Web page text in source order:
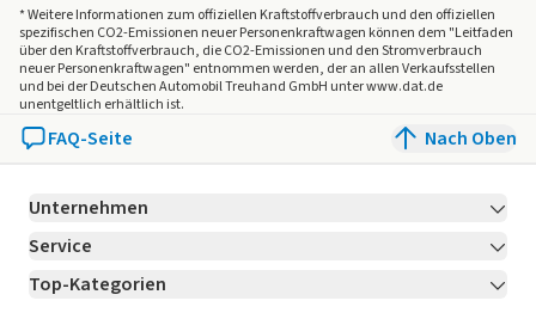
* Weitere Informationen zum offiziellen Kraftstoffverbrauch und den offiziellen
spezifischen CO2-Emissionen neuer Personenkraftwagen können dem "Leitfaden
über den Kraftstoffverbrauch, die CO2-Emissionen und den Stromverbrauch
neuer Personenkraftwagen" entnommen werden, der an allen Verkaufsstellen
und bei der Deutschen Automobil Treuhand GmbH unter www.dat.de
unentgeltlich erhältlich ist.
FAQ-Seite Nach Oben
Unternehmen
Über LeasingMarkt.de
Karriere Jetzt bewerben!
Service
Kontakt
Top-Kategorien